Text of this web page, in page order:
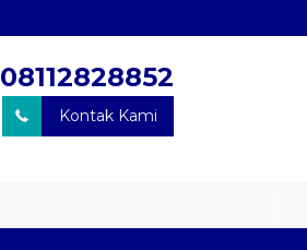
08112828852
Kontak Kami